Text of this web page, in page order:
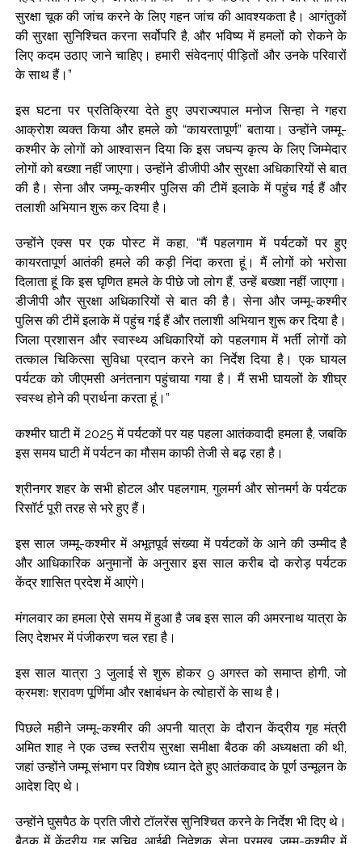
सुरक्षा चूक की जांच करने के लिए गहन जांच की आवश्यकता है। आगंतुकों
की सुरक्षा सुनिश्चित करना सर्वोपरि है, और भविष्य में हमलों को रोकने के
लिए कदम उठाए जाने चाहिए। हमारी संवेदनाएं पीड़ितों और उनके परिवारों
के साथ हैं।”
इस घटना पर प्रतिक्रिया देते हुए उपराज्यपाल मनोज सिन्हा ने गहरा
आक्रोश व्यक्त किया और हमले को “कायरतापूर्ण” बताया। उन्होंने जम्मू-
कश्मीर के लोगों को आश्वासन दिया कि इस जघन्य कृत्य के लिए जिम्मेदार
लोगों को बख्शा नहीं जाएगा। उन्होंने डीजीपी और सुरक्षा अधिकारियों से बात
की है। सेना और जम्मू-कश्मीर पुलिस की टीमें इलाके में पहुंच गई हैं और
तलाशी अभियान शुरू कर दिया है।
उन्होंने एक्स पर एक पोस्ट में कहा, “मैं पहलगाम में पर्यटकों पर हुए
कायरतापूर्ण आतंकी हमले की कड़ी निंदा करता हूं। मैं लोगों को भरोसा
दिलाता हूं कि इस घृणित हमले के पीछे जो लोग हैं, उन्हें बख्शा नहीं जाएगा।
डीजीपी और सुरक्षा अधिकारियों से बात की है। सेना और जम्मू-कश्मीर
पुलिस की टीमें इलाके में पहुंच गई हैं और तलाशी अभियान शुरू कर दिया है।
जिला प्रशासन और स्वास्थ्य अधिकारियों को पहलगाम में भर्ती लोगों को
तत्काल चिकित्सा सुविधा प्रदान करने का निर्देश दिया है। एक घायल
पर्यटक को जीएमसी अनंतनाग पहुंचाया गया है। मैं सभी घायलों के शीघ्र
स्वस्थ होने की प्रार्थना करता हूं।”
कश्मीर घाटी में 2025 में पर्यटकों पर यह पहला आतंकवादी हमला है, जबकि
इस समय घाटी में पर्यटन का मौसम काफी तेजी से बढ़ रहा है।
श्रीनगर शहर के सभी होटल और पहलगाम, गुलमर्ग और सोनमर्ग के पर्यटक
रिसॉर्ट पूरी तरह से भरे हुए हैं।
इस साल जम्मू-कश्मीर में अभूतपूर्व संख्या में पर्यटकों के आने की उम्मीद है
और आधिकारिक अनुमानों के अनुसार इस साल करीब दो करोड़ पर्यटक
केंद्र शासित प्रदेश में आएंगे।
मंगलवार का हमला ऐसे समय में हुआ है जब इस साल की अमरनाथ यात्रा के
लिए देशभर में पंजीकरण चल रहा है।
इस साल यात्रा 3 जुलाई से शुरू होकर 9 अगस्त को समाप्त होगी, जो
क्रमशः श्रावण पूर्णिमा और रक्षाबंधन के त्योहारों के साथ है।
पिछले महीने जम्मू-कश्मीर की अपनी यात्रा के दौरान केंद्रीय गृह मंत्री
अमित शाह ने एक उच्च स्तरीय सुरक्षा समीक्षा बैठक की अध्यक्षता की थी,
जहां उन्होंने जम्मू संभाग पर विशेष ध्यान देते हुए आतंकवाद के पूर्ण उन्मूलन के
आदेश दिए थे।
उन्होंने घुसपैठ के प्रति जीरो टॉलरेंस सुनिश्चित करने के निर्देश भी दिए थे।